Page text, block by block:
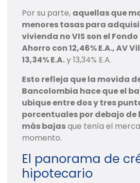
Por su parte, aquellas que
menores tasas para
vivienda no VIS son el
Ahorro con 12,46% E.A., AV
13,34% E.A.y 13,34% E.A.
Esto refleja que la movida
Bancolombia hace que el
ubique entre dos y tres
porcentuales por debajo de
más bajasque tenía el
momento.
El panorama de
hipotecario